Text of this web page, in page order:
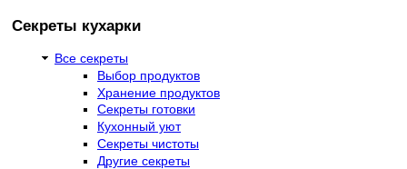
Секреты кухарки
Все секреты
Выбор продуктов
Хранение продуктов
Секреты готовки
Кухонный уют
Секреты чистоты
Другие секреты